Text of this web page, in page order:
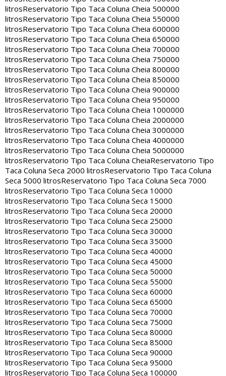
litrosReservatorio Tipo Taca Coluna Cheia 500000
litrosReservatorio Tipo Taca Coluna Cheia 550000
litrosReservatorio Tipo Taca Coluna Cheia 600000
litrosReservatorio Tipo Taca Coluna Cheia 650000
litrosReservatorio Tipo Taca Coluna Cheia 700000
litrosReservatorio Tipo Taca Coluna Cheia 750000
litrosReservatorio Tipo Taca Coluna Cheia 800000
litrosReservatorio Tipo Taca Coluna Cheia 850000
litrosReservatorio Tipo Taca Coluna Cheia 900000
litrosReservatorio Tipo Taca Coluna Cheia 950000
litrosReservatorio Tipo Taca Coluna Cheia 1000000
litrosReservatorio Tipo Taca Coluna Cheia 2000000
litrosReservatorio Tipo Taca Coluna Cheia 3000000
litrosReservatorio Tipo Taca Coluna Cheia 4000000
litrosReservatorio Tipo Taca Coluna Cheia 5000000
litrosReservatorio Tipo Taca Coluna CheiaReservatorio Tipo
Taca Coluna Seca 2000 litrosReservatorio Tipo Taca Coluna
Seca 5000 litrosReservatorio Tipo Taca Coluna Seca 7000
litrosReservatorio Tipo Taca Coluna Seca 10000
litrosReservatorio Tipo Taca Coluna Seca 15000
litrosReservatorio Tipo Taca Coluna Seca 20000
litrosReservatorio Tipo Taca Coluna Seca 25000
litrosReservatorio Tipo Taca Coluna Seca 30000
litrosReservatorio Tipo Taca Coluna Seca 35000
litrosReservatorio Tipo Taca Coluna Seca 40000
litrosReservatorio Tipo Taca Coluna Seca 45000
litrosReservatorio Tipo Taca Coluna Seca 50000
litrosReservatorio Tipo Taca Coluna Seca 55000
litrosReservatorio Tipo Taca Coluna Seca 60000
litrosReservatorio Tipo Taca Coluna Seca 65000
litrosReservatorio Tipo Taca Coluna Seca 70000
litrosReservatorio Tipo Taca Coluna Seca 75000
litrosReservatorio Tipo Taca Coluna Seca 80000
litrosReservatorio Tipo Taca Coluna Seca 85000
litrosReservatorio Tipo Taca Coluna Seca 90000
litrosReservatorio Tipo Taca Coluna Seca 95000
litrosReservatorio Tipo Taca Coluna Seca 100000